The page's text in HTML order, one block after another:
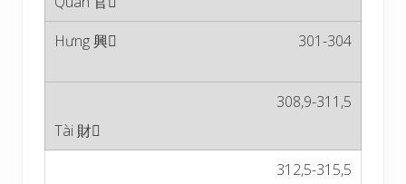
301-304
308,9-311,5
312,5-315,5